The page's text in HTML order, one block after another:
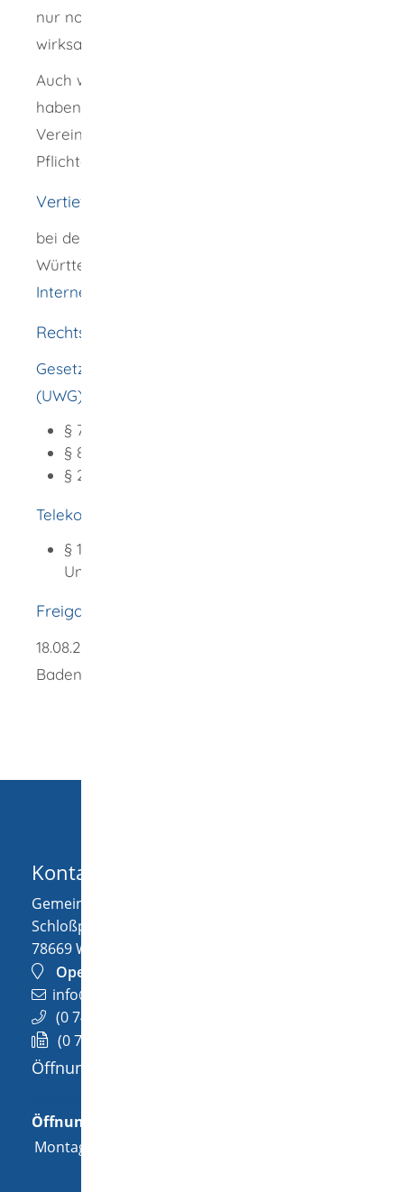
Kontakt
Gemeinde Wellendingen
Schloßplatz 1
78669Wellendingen
OpenStreetMap
info@wellendingen.de
(074
(074
Öffnungszeiten
Öffnungszeiten
Montag
nur noch durch Brief, Fax oder E-Mail
wirksam geschlossen werden (Textform).
Auch wenn Sie in einen Anruf eingewilligt
haben, können aus einer telefonischen
Vereinbarung bei Gewinnspieldiensten keine
Pflichten für Sie entstehen.
Vertiefende Informationen
bei der Verbraucherzentrale Baden-
Württemberg unter
Internet"
Rechtsgrundlage
Gesetz gegen den Unlauteren Wettbewerb
(UWG)
§ 7 Unzumutbare Belästigungen
§ 8 Beseitigung und Unterlassung
§ 20 Bußgeldvorschriften
Telekommunikationsgesetz (TKG)
§ 102 Rufnummernanzeige und
Unterdrückung
Freigabevermerk
18.08.2025 Ministerium für Ländlichen Raum
Baden-Württemberg